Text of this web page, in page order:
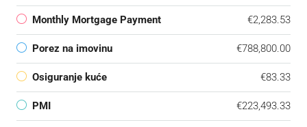
Monthly Mortgage Payment €2,283.53
Porez na imovinu €788,800.00
Osiguranje kuće €83.33
PMI €223,493.33